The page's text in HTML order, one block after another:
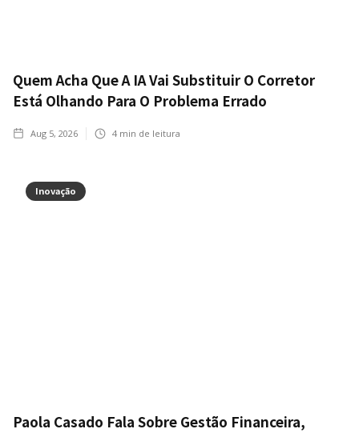
Quem Acha Que A IA Vai Substituir O Corretor
Está Olhando Para O Problema Errado
Aug 5, 2026 4 min de leitura
Inovação
Paola Casado Fala Sobre Gestão Financeira,